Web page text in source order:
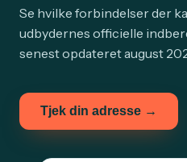
Se hvilke forbindelser der
udbydernes officielle
senest opdateret august
Tjek din adresse →